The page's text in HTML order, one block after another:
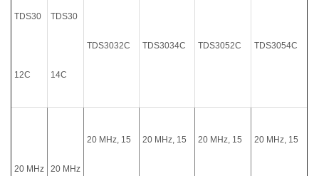
TDS30
12C
TDS30
14C
TDS3032C TDS3034C TDS3052C TDS3054C
20 MHz 20 MHz
20 MHz, 15 20 MHz, 15 20 MHz, 15 20 MHz, 15